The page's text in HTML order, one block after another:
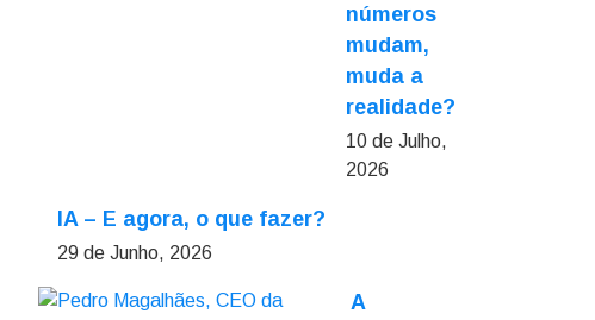
números
mudam,
muda a
realidade?
10 de Julho,
2026
IA – E agora, o que fazer?
29 de Junho, 2026
A